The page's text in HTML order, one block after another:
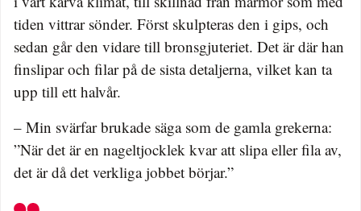
tiden vittrar sönder. Först skulpteras den i gips, och
sedan går den vidare till bronsgjuteriet. Det är där han
finslipar och filar på de sista detaljerna, vilket kan ta
upp till ett halvår.
– Min svärfar brukade säga som de gamla grekerna:
”När det är en nageltjocklek kvar att slipa eller fila av,
det är då det verkliga jobbet börjar.”